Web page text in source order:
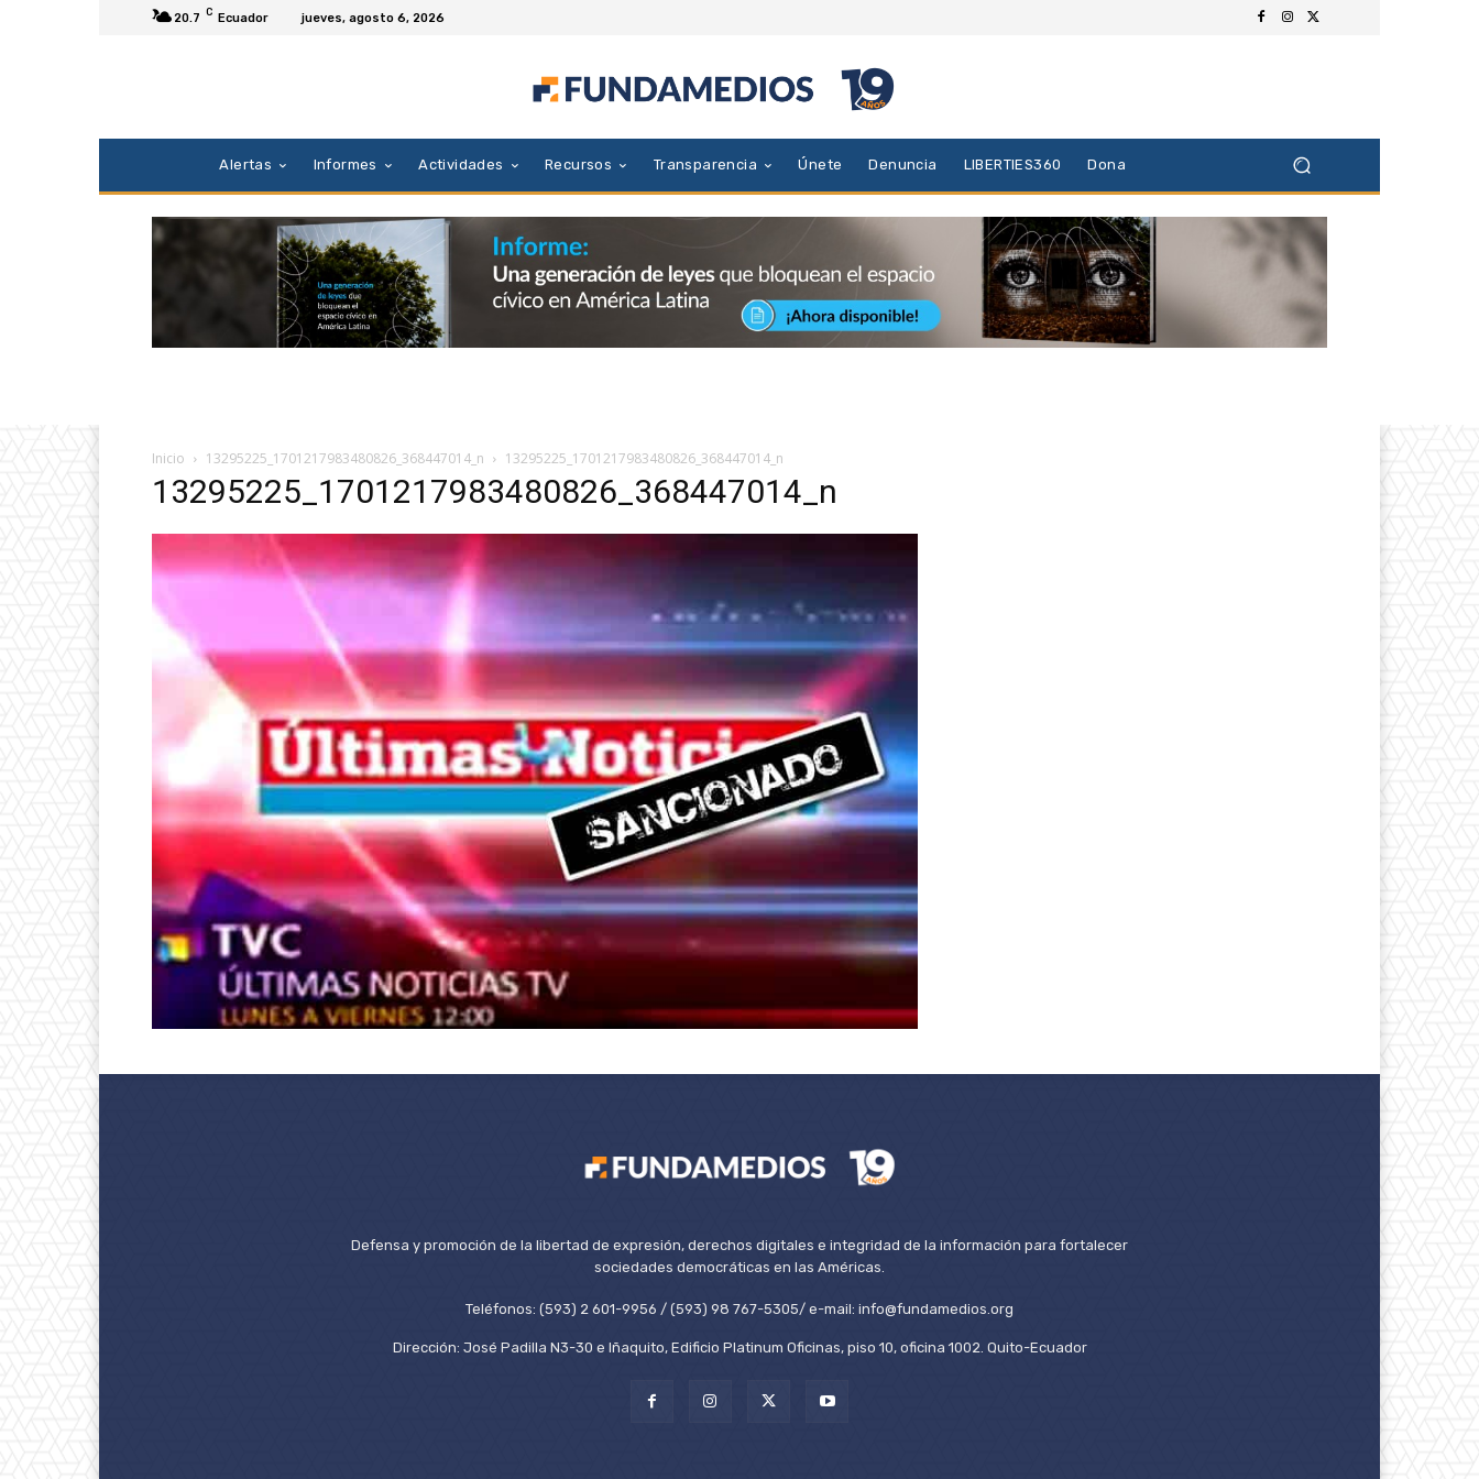
20.7 C Ecuador jueves, agosto 6, 2026
Alertas Informes Actividades Recursos Transparencia Únete Denuncia LIBERTIES360 Dona
Inicio 13295225_1701217983480826_368447014_n 13295225_1701217983480826_368447014_n
13295225_1701217983480826_368447014_n
Defensa y promoción de la libertad de expresión, derechos digitales e integridad de la información para fortalecer
sociedades democráticas en las Américas.
Teléfonos: (593) 2 601-9956 / (593) 98 767-5305/ e-mail: info@fundamedios.org
Dirección: José Padilla N3-30 e Iñaquito, Edificio Platinum Oficinas, piso 10, oficina 1002. Quito-Ecuador